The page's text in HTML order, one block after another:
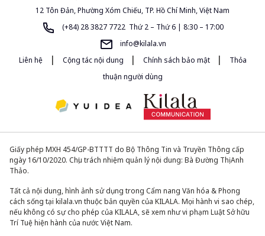
12 Tôn Đản, Phường Xóm Chiếu, TP. Hồ Chí Minh, Việt Nam
(+84) 28 3827 7722 Thứ 2 – Thứ 6 | 8:30 – 17:00
info@kilala.vn
Liên hệ
| Cộng tác nội dung | Chính sách bảo mật |
Thỏa
thuận người dùng
Giấy phép MXH 454/GP-BTTTT do Bộ Thông Tin và Truyền Thông cấp
ngày 16/10/2020. Chịu trách nhiệm quản lý nội dung: Bà Đường Thị Anh
Thảo.
Tất cả nội dung, hình ảnh sử dụng trong Cẩm nang Văn hóa & Phong
cách sống tại kilala.vn thuộc bản quyền của KILALA. Mọi hành vi sao chép,
nếu không có sự cho phép của KILALA, sẽ xem như vi phạm Luật Sở hữu
Trí Tuệ hiện hành của nước Việt Nam.